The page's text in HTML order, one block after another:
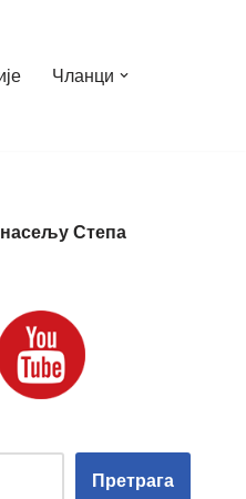
Чланци
Степа
Претрага